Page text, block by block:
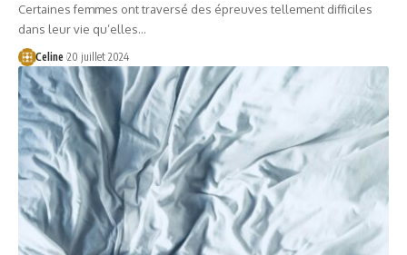
Certaines femmes ont traversé des épreuves tellement difficiles
dans leur vie qu’elles…
Celine 20 juillet 2024